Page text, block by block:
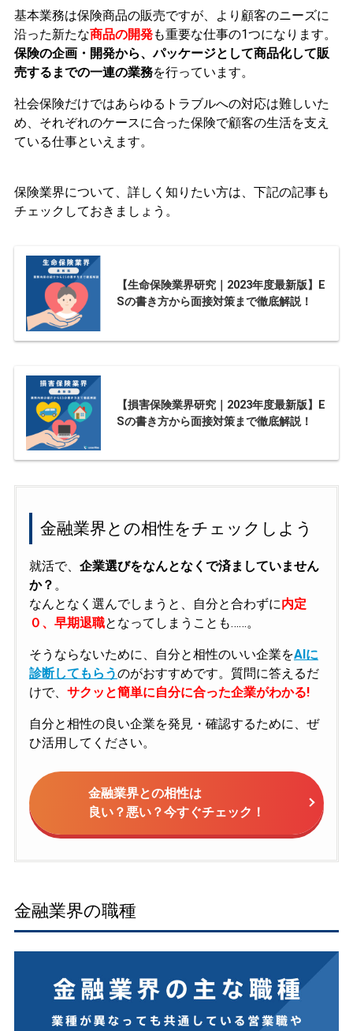
基本業務は保険商品の販売ですが、より顧客のニーズに
沿った新たな商品の開発も重要な仕事の1つになります。
保険の企画・開発から、パッケージとして商品化して販
売するまでの一連の業務を行っています。
社会保険だけではあらゆるトラブルへの対応は難しいた
め、それぞれのケースに合った保険で顧客の生活を支え
ている仕事といえます。
保険業界について、詳しく知りたい方は、下記の記事も
チェックしておきましょう。
【生命保険業界研究｜2023年度最新版】E
Sの書き方から面接対策まで徹底解説！
【損害保険業界研究｜2023年度最新版】E
Sの書き方から面接対策まで徹底解説！
金融業界との相性をチェックしよう
就活で、 企業選びをなんとなくで済ましていません
か？ 。
なんとなく選んでしまうと、自分と合わずに内定
０、早期退職となってしまうことも……。
そうならないために、自分と相性のいい企業をAIに
診断してもらうのがおすすめです。質問に答えるだ
けで、 サクッと簡単に自分に合った企業がわかる!
自分と相性の良い企業を発見・確認するために、ぜ
ひ活用してください。
金融業界との相性は
良い？悪い？今すぐチェック！
金融業界の職種